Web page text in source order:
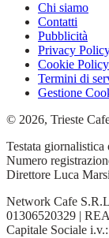
Chi siamo
Contatti
Pubblicità
Privacy
Cookie Policy
Termini di
Gestione
© 2026, Trieste
Testata
Numero
Direttore Luca
Network Cafe
01306520329 |
Capitale Sociale